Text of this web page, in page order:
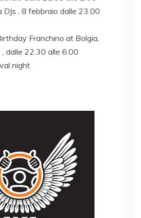
DJs , 8 febbraio dalle 23.00
Franchino at Bolgia,
, dalle 22.30 alle 6.00
night